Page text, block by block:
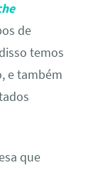
de
temos
e também
que